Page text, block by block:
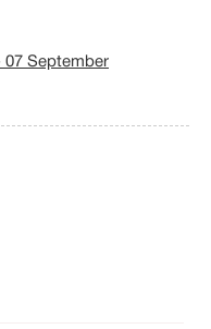
07 September